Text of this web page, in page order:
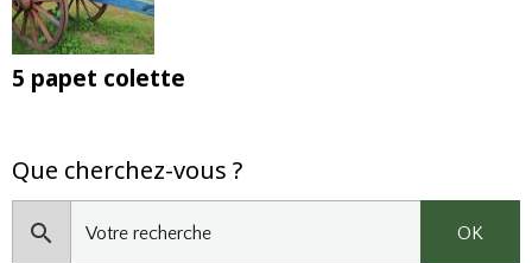
5 papet colette
Que cherchez-vous ?
OK